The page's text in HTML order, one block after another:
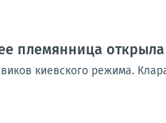
племянница
киевского режима.